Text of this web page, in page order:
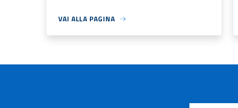
VAI ALLA PAGINA